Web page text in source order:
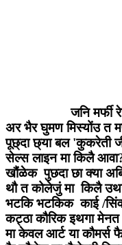
जनि मर्फी रेडिओ
अर भैर घुमण मिस्योंउ त
पूछ्दा छ्या बल 'कुकरेती
सेल्स लाइन मा किलै
खौंळेक पुछदा छा क्या
थौ त कोलेजुं मा किलै
भटकि भटकिक काई /
कट्ठा कौरिक इथगा
मा केवल आर्ट या कौमर्स